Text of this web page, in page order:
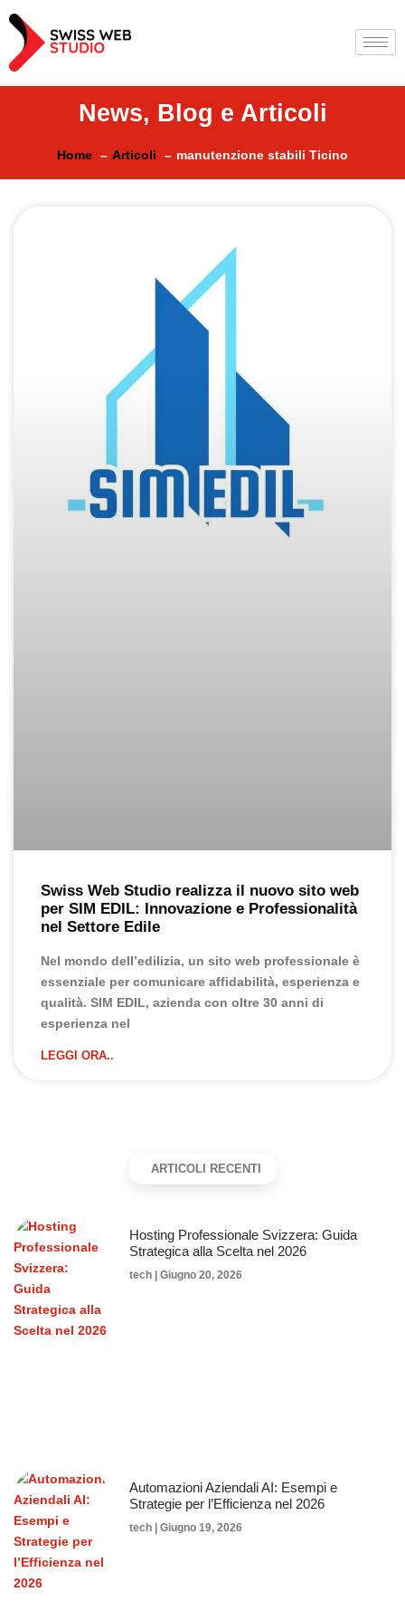
News, Blog e Articoli
Home Articoli manutenzione stabili Ticino
Swiss Web Studio realizza il nuovo sito web
per SIM EDIL: Innovazione e Professionalità
nel Settore Edile
Nel mondo dell’edilizia, un sito web professionale è
essenziale per comunicare affidabilità, esperienza e
qualità. SIM EDIL, azienda con oltre 30 anni di
esperienza nel
LEGGI ORA..
ARTICOLI RECENTI
Hosting Professionale Svizzera: Guida
Strategica alla Scelta nel 2026
tech Giugno 20, 2026
Automazioni Aziendali AI: Esempi e
Strategie per l’Efficienza nel 2026
tech Giugno 19, 2026